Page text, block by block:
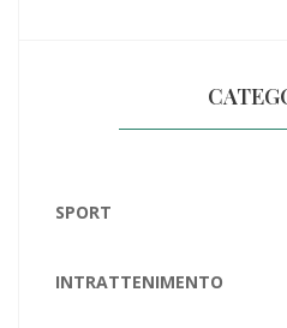
SPORT
INTRATTENIMENTO